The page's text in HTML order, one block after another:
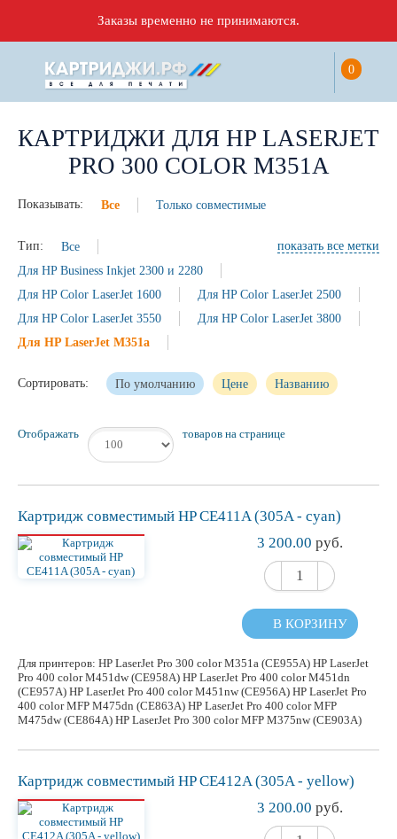
Заказы временно не принимаются.
0
КАРТРИДЖИ ДЛЯ HP LASERJET
PRO 300 COLOR M351A
Показывать: Все Только совместимые
показать все метки
Тип:
Все
Для HP Business Inkjet 2300 и 2280
Для HP Color LaserJet 1600
Для HP Color LaserJet 2500
Для HP Color LaserJet 3550
Для HP Color LaserJet 3800
Для HP LaserJet M351a
Сортировать: По умолчанию Цене Названию
Отображать товаров на странице
Картридж совместимый HP CE411A (305A - cyan)
3 200.00 руб.
В КОРЗИНУ
Для принтеров: HP LaserJet Pro 300 color M351a (CE955A) HP LaserJet
Pro 400 color M451dw (CE958A) HP LaserJet Pro 400 color M451dn
(CE957A) HP LaserJet Pro 400 color M451nw (CE956A) HP LaserJet Pro
400 color MFP M475dn (CE863A) HP LaserJet Pro 400 color MFP
M475dw (CE864A) HP LaserJet Pro 300 color MFP M375nw (CE903A)
Картридж совместимый HP CE412A (305A - yellow)
3 200.00 руб.